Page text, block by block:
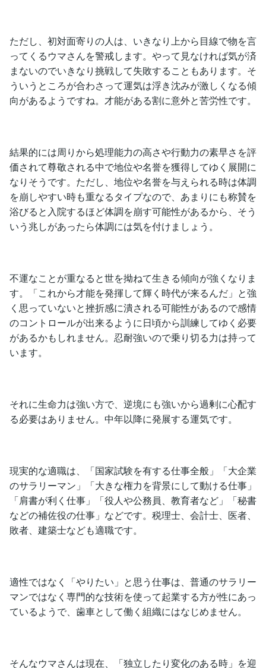
ただし、初対面寄りの人は、いきなり上から目線で物を言
ってくるウマさんを警戒します。やって見なければ気が済
まないのでいきなり挑戦して失敗することもあります。そ
ういうところが合わさって運気は浮き沈みが激しくなる傾
向があるようですね。才能がある割に意外と苦労性です。
結果的には周りから処理能力の高さや行動力の素早さを評
価されて尊敬される中で地位や名誉を獲得してゆく展開に
なりそうです。ただし、地位や名誉を与えられる時は体調
を崩しやすい時も重なるタイプなので、あまりにも称賛を
浴びると入院するほど体調を崩す可能性があるから、そう
いう兆しがあったら体調には気を付けましょう。
不運なことが重なると世を拗ねて生きる傾向が強くなりま
す。「これから才能を発揮して輝く時代が来るんだ」と強
く思っていないと挫折感に潰される可能性があるので感情
のコントロールが出来るように日頃から訓練してゆく必要
があるかもしれません。忍耐強いので乗り切る力は持って
います。
それに生命力は強い方で、逆境にも強いから過剰に心配す
る必要はありません。中年以降に発展する運気です。
現実的な適職は、「国家試験を有する仕事全般」「大企業
のサラリーマン」「大きな権力を背景にして動ける仕事」
「肩書が利く仕事」「役人や公務員、教育者など」「秘書
などの補佐役の仕事」などです。税理士、会計士、医者、
敗者、建築士なども適職です。
適性ではなく「やりたい」と思う仕事は、普通のサラリー
マンではなく専門的な技術を使って起業する方が性にあっ
ているようで、歯車として働く組織にはなじめません。
そんなウマさんは現在、「独立したり変化のある時」を迎